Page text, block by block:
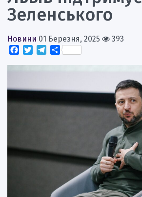
Зеленського
Новини 01 Березня, 2025
393
Facebook
TwitterTelegram
Поділитися